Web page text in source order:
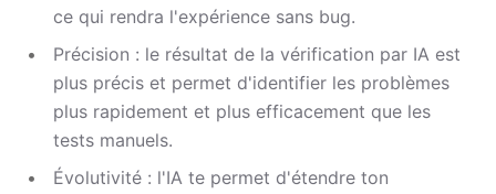
ce qui rendra l'expérience sans bug.
Précision : le résultat de la vérification par IA est
plus précis et permet d'identifier les problèmes
plus rapidement et plus efficacement que les
tests manuels.
Évolutivité : l'IA te permet d'étendre ton